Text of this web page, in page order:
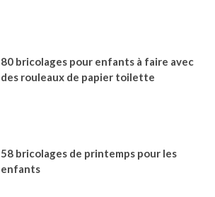
80 bricolages pour enfants à faire avec
des rouleaux de papier toilette
58 bricolages de printemps pour les
enfants